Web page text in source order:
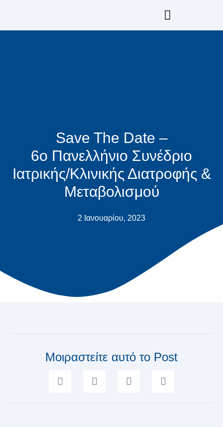
Save The Date –
6ο Πανελλήνιο Συνέδριο
Ιατρικής/Κλινικής Διατροφής &
Μεταβολισμού
2 Ιανουαρίου, 2023
Μοιραστείτε αυτό το Post